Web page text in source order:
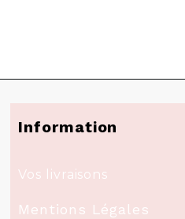
Information
Vos livraisons
Mentions Légales